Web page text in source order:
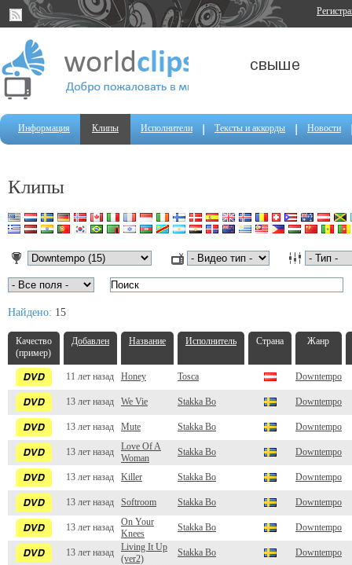
Информация Клипы Исполнители Тексты и аккорды Новости
Клипы
Найдено: 15
Качество
(пример)
Добавлен Название Исполнитель Страна Жанр
11 лет назад Honey Tosca Downtempo
13 лет назад We Vie Stakka Bo Downtempo
13 лет назад Mute Stakka Bo Downtempo
13 лет назад
Love Of A
Woman
Stakka Bo Downtempo
13 лет назад Killer Stakka Bo Downtempo
13 лет назад Softroom Stakka Bo Downtempo
13 лет назад
On Your
Knees
Stakka Bo Downtempo
13 лет назад
Living It Up
(ver2)
Stakka Bo Downtempo